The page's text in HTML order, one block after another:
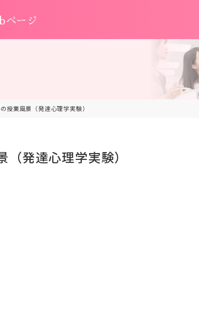
ページ
業風景（発達心理学実験）
発達心理学実験）